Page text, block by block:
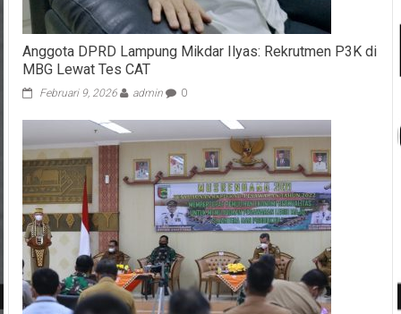
Anggota DPRD Lampung Mikdar Ilyas: Rekrutmen P3K di
MBG Lewat Tes CAT
Februari 9, 2026 admin 0